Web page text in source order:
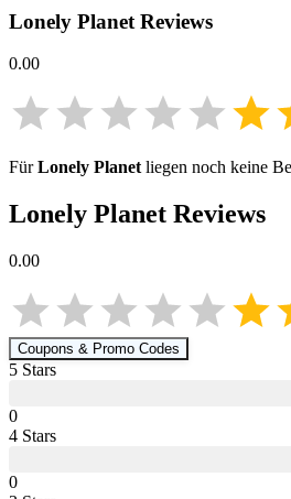
Lonely Planet Reviews
0.00
FürLonely Planetliegen noch keine
Lonely Planet Reviews
0.00
Coupons & Promo Codes
5 Stars
0
4 Stars
0